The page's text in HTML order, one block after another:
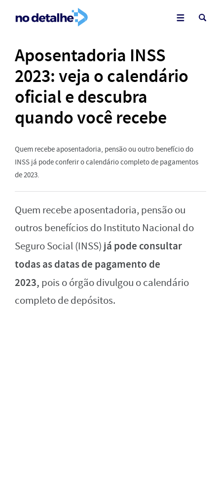
Aposentadoria INSS
2023: veja o calendário
oficial e descubra
quando você recebe
Quem recebe aposentadoria, pensão ou outro benefício do
INSS já pode conferir o calendário completo de pagamentos
de 2023.
Quem recebe aposentadoria, pensão ou
outros benefícios do Instituto Nacional do
Seguro Social (INSS) já pode consultar
todas as datas de pagamento de
2023, pois o órgão divulgou o calendário
completo de depósitos.